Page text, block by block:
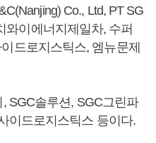
Co., Ltd, PT SG
와이에너지제일차, 수퍼
드로지스틱스, 엠뉴문제
SGC솔루션, SGC그린파
이드로지스틱스 등이다.